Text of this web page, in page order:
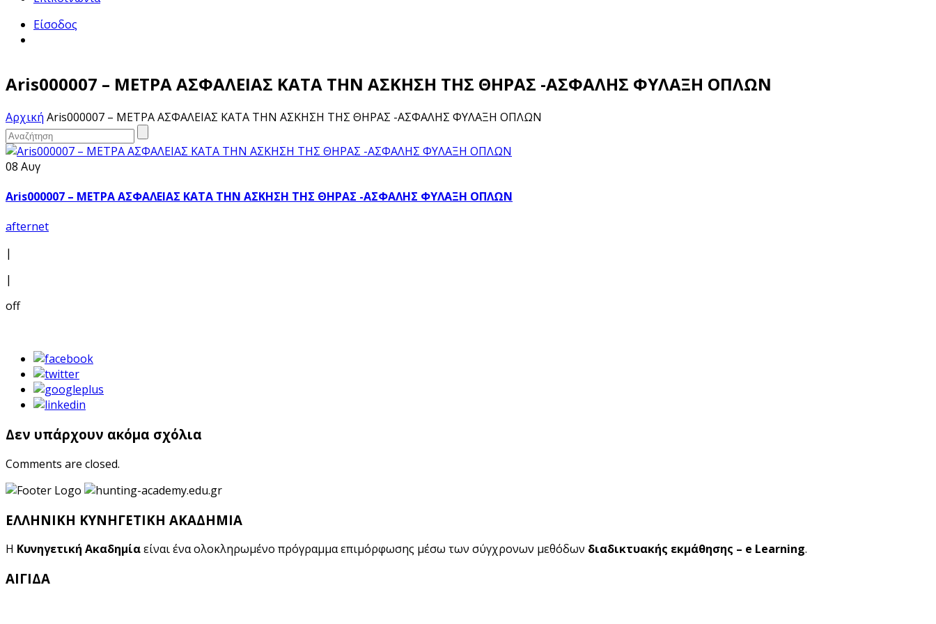
Είσοδος
Aris000007 – ΜΕΤΡΑ ΑΣΦΑΛΕΙΑΣ ΚΑΤΑ ΤΗΝ ΑΣΚΗΣΗ ΤΗΣ ΘΗΡΑΣ -ΑΣΦΑΛΗΣ ΦΥΛΑΞΗ ΟΠΛΩΝ
Αρχική Aris000007 – ΜΕΤΡΑ ΑΣΦΑΛΕΙΑΣ ΚΑΤΑ ΤΗΝ ΑΣΚΗΣΗ ΤΗΣ ΘΗΡΑΣ -ΑΣΦΑΛΗΣ ΦΥΛΑΞΗ ΟΠΛΩΝ
08 Αυγ
Aris000007 – ΜΕΤΡΑ ΑΣΦΑΛΕΙΑΣ ΚΑΤΑ ΤΗΝ ΑΣΚΗΣΗ ΤΗΣ ΘΗΡΑΣ -ΑΣΦΑΛΗΣ ΦΥΛΑΞΗ ΟΠΛΩΝ
afternet
|
|
off
Δεν υπάρχουν ακόμα σχόλια
Comments are closed.
ΕΛΛΗΝΙΚΗ ΚΥΝΗΓΕΤΙΚΗ ΑΚΑΔΗΜΙΑ
Η Κυνηγετική Ακαδημίαείναι ένα ολοκληρωμένο πρόγραμμα επιμόρφωσης μέσω των σύγχρονων μεθόδων διαδικτυακής εκμάθησης – e Learning.
ΑΙΓΙΔΑ